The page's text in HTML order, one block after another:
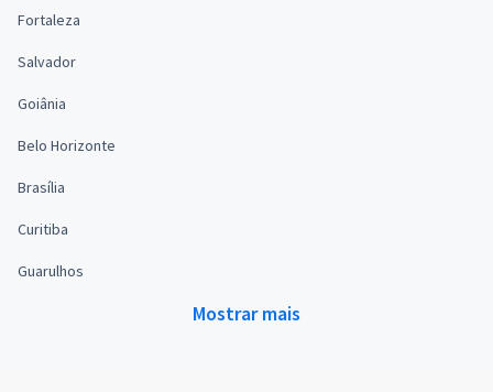
Fortaleza
Salvador
Goiânia
Belo Horizonte
Brasília
Curitiba
Guarulhos
Mostrar mais